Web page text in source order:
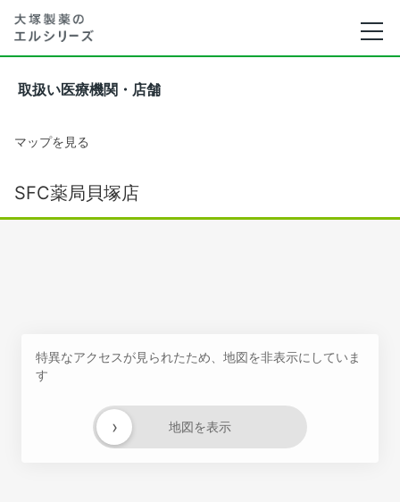
取扱い医療機関・店舗
マップを見る
SFC薬局貝塚店
特異なアクセスが見られたため、地図を非表示にしていま
す
地図を表示
›